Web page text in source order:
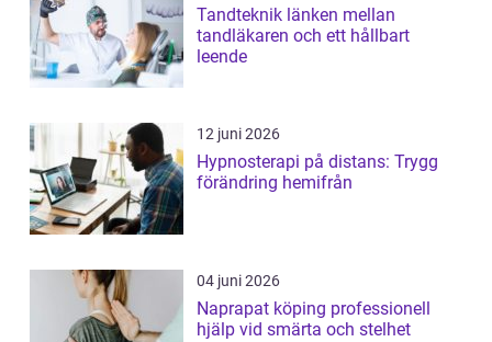
Tandteknik länken mellan
tandläkaren och ett hållbart
leende
12 juni 2026
Hypnosterapi på distans: Trygg
förändring hemifrån
04 juni 2026
Naprapat köping professionell
hjälp vid smärta och stelhet